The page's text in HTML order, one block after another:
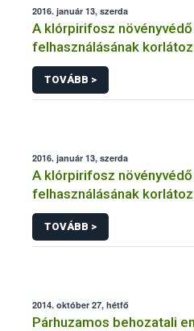
2016. január 13, szerda
A klórpirifosz
felhasználásának
TOVÁBB >
2016. január 13, szerda
A klórpirifosz
felhasználásának
TOVÁBB >
2014. október 27, hétfő
Párhuzamos behozatali